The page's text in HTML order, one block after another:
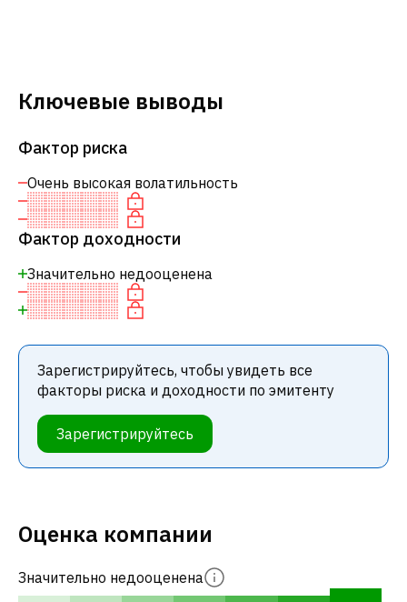
Ключевые выводы
Фактор риска
Очень высокая волатильность
Фактор доходности
Значительно недооценена
Зарегистрируйтесь, чтобы увидеть все
факторы риска и доходности по эмитенту
Зарегистрируйтесь
Оценка компании
Значительно недооценена